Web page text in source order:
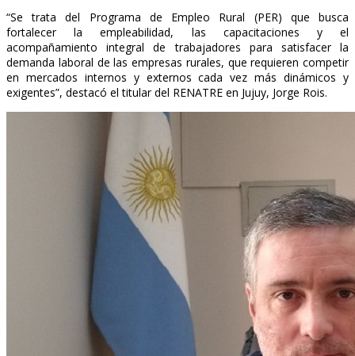
“Se trata del Programa de Empleo Rural (PER) que busca
fortalecer la empleabilidad, las capacitaciones y el
acompañamiento integral de trabajadores para satisfacer la
demanda laboral de las empresas rurales, que requieren competir
en mercados internos y externos cada vez más dinámicos y
exigentes”, destacó el titular del RENATRE en Jujuy, Jorge Rois.